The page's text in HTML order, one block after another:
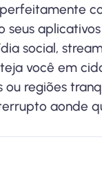
seus
social,
você em
ou regiões
aonde